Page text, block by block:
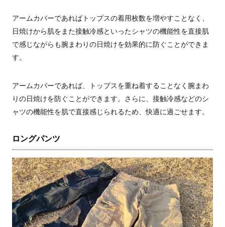
アームカバーであればトップスの着用枚数を増やすことなく、
日焼けから肌をまた接触冷感といったシャツの機能性を直接肌
で感じながらも腕まわりの日焼けを効果的に防ぐことができま
す。
アームカバーであれば、トップスを重ね着することなく腕まわ
りの日焼けを防ぐことができます。さらに、接触冷感などのシ
ャツの機能性を肌で直接感じられるため、快適に過ごせます。
ロングパンツ